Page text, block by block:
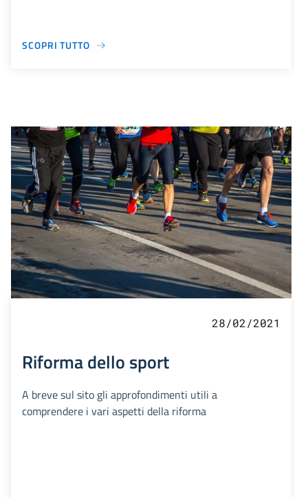
SCOPRI TUTTO
28/02/2021
Riforma dello sport
A breve sul sito gli approfondimenti utili a
comprendere i vari aspetti della riforma